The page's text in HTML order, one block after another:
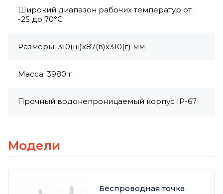
Широкий диапазон рабочих температур от
-25 до 70°C
Размеры: 310(ш)x87(в)х310(г) мм
Масса: 3980 г
Прочный водонепроницаемый корпус IP-67
Модели
Беспроводная точка